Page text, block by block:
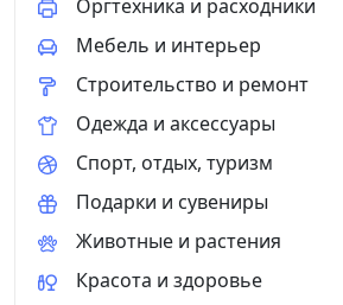
240х190х90 мм. 16.
установка
проданный товар
серебро, чёрный,
степень защиты IP41,
модульный
Монтажа IP41 Бокс 1 –
Монтажа IP-20 без
Навесного Монтажа
Монтажа IP41 54
Оргтехника и расходники
Мебель и интерьер
Строительство и ремонт
Одежда и аксессуары
Спорт, отдых, туризм
Подарки и сувениры
Животные и растения
Красота и здоровье